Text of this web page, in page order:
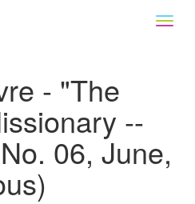
- "The
--
06, June,